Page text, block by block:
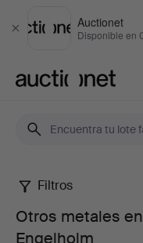
Cerrar
Auctionet
Disponible en
Otros
metales
Filtros
Otros metales
Engelholm